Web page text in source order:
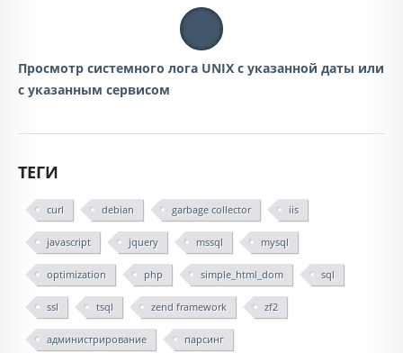
Просмотр системного лога UNIX с указанной даты или
с указанным сервисом
ТЕГИ
curl debian garbage collector iis
javascript jquery mssql mysql
optimization php simple_html_dom sql
ssl tsql zend framework zf2
администрирование парсинг